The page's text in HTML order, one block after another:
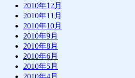
2010年12月
2010年11月
2010年10月
2010年9月
2010年8月
2010年6月
2010年5月
2010年4月